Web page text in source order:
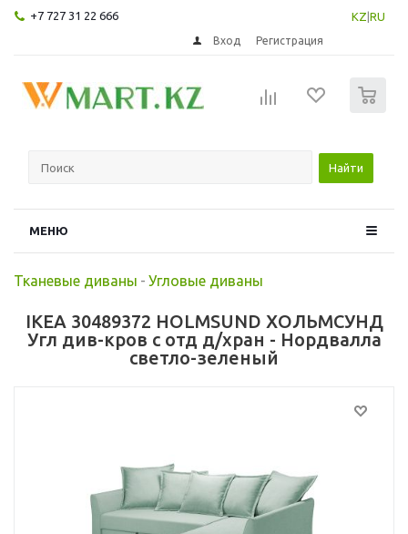
+7 727 31 22 666 KZ RU
Вход Регистрация
Найти
МЕНЮ
Тканевые диваны - Угловые диваны
IKEA 30489372 HOLMSUND ХОЛЬМСУНД
Угл див-кров с отд д/хран - Нордвалла
светло-зеленый